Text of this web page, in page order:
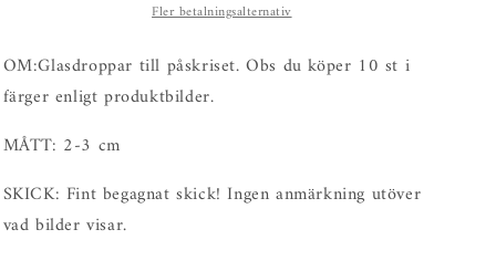
Fler betalningsalternativ
OM:Glasdroppar till påskriset. Obs du köper 10 st i
färger enligt produktbilder.
MÅTT: 2-3 cm
SKICK: Fint begagnat skick! Ingen anmärkning utöver
vad bilder visar.